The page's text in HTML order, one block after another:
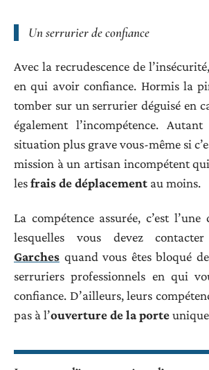
Un serrurier de confiance
Avec la recrudescence de
en qui avoir confiance. Hormis la
tomber sur un serrurier déguisé en
également l’incompétence.
situation plus grave vous-même si
mission à un artisan incompétent
lesfrais de déplacement au moins.
La compétence assurée, c’est
lesquelles vous devez
Garches quand vous êtes bloqué
serruriers professionnels en qui
confiance. D’ailleurs, leurs
pas à l’ouverture de la porte